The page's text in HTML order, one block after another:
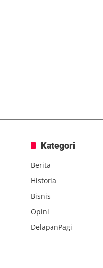
Kategori
Berita
Historia
Bisnis
Opini
DelapanPagi